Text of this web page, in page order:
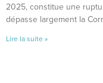
2025, constitue une
dépasse largement la
Lire la suite »